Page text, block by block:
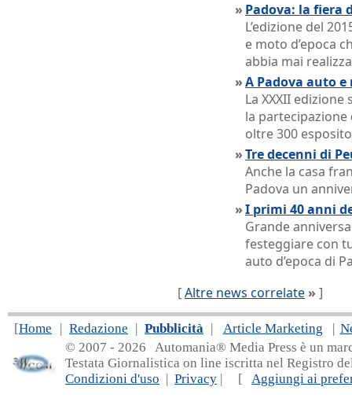
» Padova: la fiera
L’edizione del
e moto d’epoca
abbia mai
»A Padova auto
La XXXII
la partecipazione
oltre 300
»Tre decenni di
Anche la casa
Padova un
»I primi 40 anni
Grande
festeggiare con
auto d’epoca di
[Altre news correlate » ]
[Home | Redazione | Pubblicità | Article Marketing |
© 2007 - 2026 Automania® Media Press è un
Testata Giornalistica on line iscritta nel Registro
Condizioni d'uso | Privacy | [ Aggiungi ai